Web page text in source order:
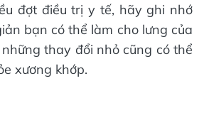
đợt điều trị y tế, hãy ghi nhớ
bạn có thể làm cho lưng của
thay đổi nhỏ cũng có thể
xương khớp.